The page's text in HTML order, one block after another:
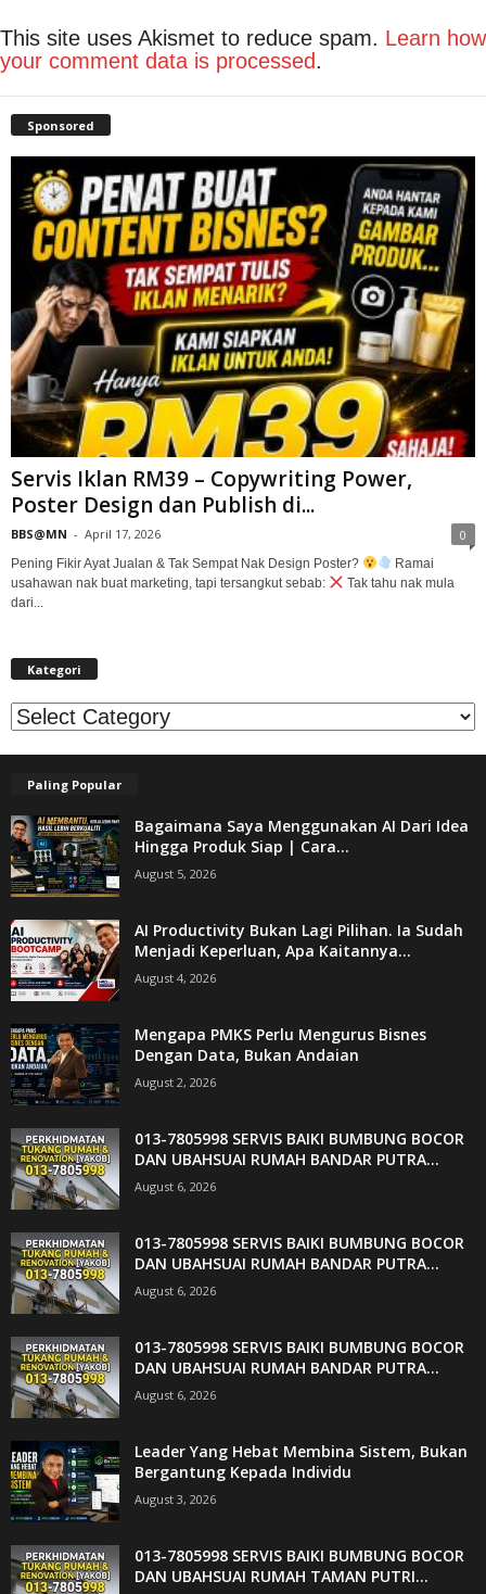
This site uses Akismet to reduce spam. Learn how
your comment data is processed.
Sponsored
Servis Iklan RM39 – Copywriting Power,
Poster Design dan Publish di...
BBS@MN - April 17, 2026 0
Pening Fikir Ayat Jualan & Tak Sempat Nak Design Poster?
Ramai
usahawan nak buat marketing, tapi tersangkut sebab:
Tak tahu nak mula
dari...
Kategori
Kategori
Paling Popular
Bagaimana Saya Menggunakan AI Dari Idea
Hingga Produk Siap | Cara...
August 5, 2026
AI Productivity Bukan Lagi Pilihan. Ia Sudah
Menjadi Keperluan, Apa Kaitannya...
August 4, 2026
Mengapa PMKS Perlu Mengurus Bisnes
Dengan Data, Bukan Andaian
August 2, 2026
013-7805998 SERVIS BAIKI BUMBUNG BOCOR
DAN UBAHSUAI RUMAH BANDAR PUTRA...
August 6, 2026
013-7805998 SERVIS BAIKI BUMBUNG BOCOR
DAN UBAHSUAI RUMAH BANDAR PUTRA...
August 6, 2026
013-7805998 SERVIS BAIKI BUMBUNG BOCOR
DAN UBAHSUAI RUMAH BANDAR PUTRA...
August 6, 2026
Leader Yang Hebat Membina Sistem, Bukan
Bergantung Kepada Individu
August 3, 2026
013-7805998 SERVIS BAIKI BUMBUNG BOCOR
DAN UBAHSUAI RUMAH TAMAN PUTRI...